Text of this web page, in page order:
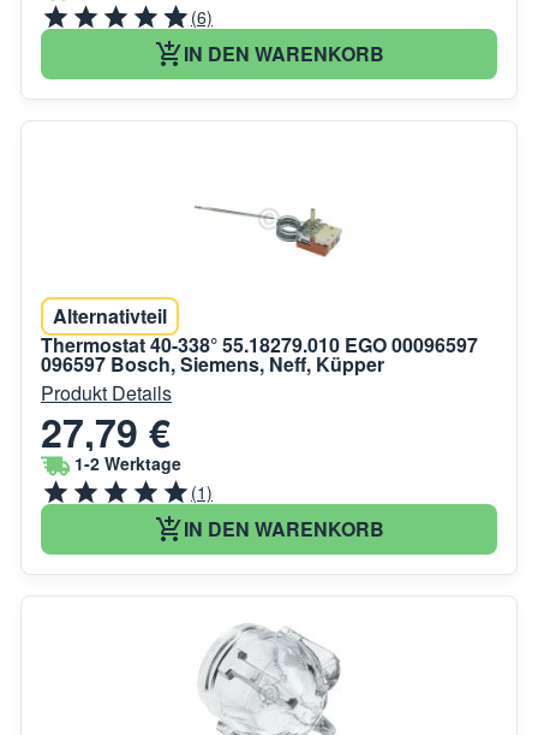
(6)
IN DEN WARENKORB
Alternativteil
Thermostat 40-338° 55.18279.010 EGO 00096597
096597 Bosch, Siemens, Neff, Küpper
Produkt Details
27,79 €
1-2 Werktage
(1)
IN DEN WARENKORB